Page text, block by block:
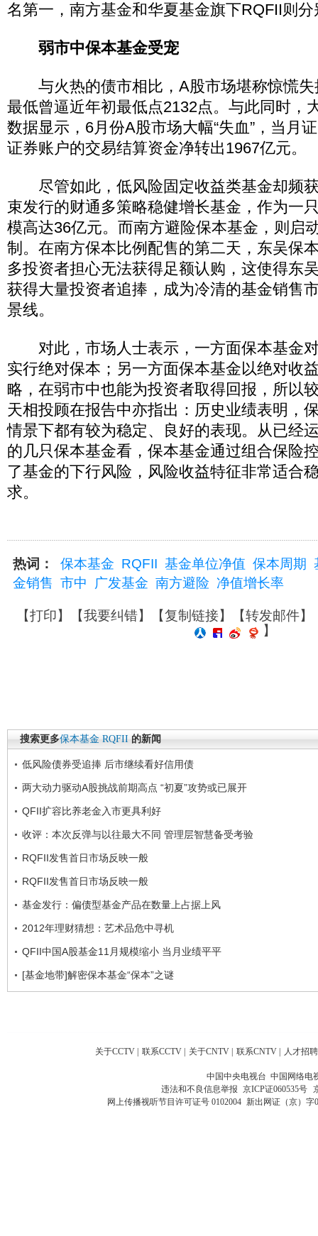
名第一，南方基金和华夏基金旗下RQFII则
弱市中保本基金受宠
与火热的债市相比，A股市场堪称惊慌失
最低曾逼近年初最低点2132点。与此同时，
数据显示，6月份A股市场大幅“失血”，当月
证券账户的交易结算资金净转出1967亿元。
尽管如此，低风险固定收益类基金却频
束发行的财通多策略稳健增长基金，作为一
模高达36亿元。而南方避险保本基金，则启
制。在南方保本比例配售的第二天，东吴保
多投资者担心无法获得足额认购，这使得东
获得大量投资者追捧，成为冷清的基金销售
景线。
对此，市场人士表示，一方面保本基金
实行绝对保本；另一方面保本基金以绝对收
略，在弱市中也能为投资者取得回报，所以
天相投顾在报告中亦指出：历史业绩表明，
情景下都有较为稳定、良好的表现。从已经
的几只保本基金看，保本基金通过组合保险
了基金的下行风险，风险收益特征非常适合
求。
热词： 保本基金 RQFII 基金单位净值 保本周期
金销售 市中 广发基金 南方避险 净值增长率
【打印】【我要纠错】【复制链接】【转发邮件】
】
搜索更多保本基金 RQFII 的新闻
低风险债券受追捧 后市继续看好信用债
两大动力驱动A股挑战前期高点 “初夏”攻势或已展开
QFII扩容比养老金入市更具利好
收评：本次反弹与以往最大不同 管理层智慧备受考验
RQFII发售首日市场反映一般
RQFII发售首日市场反映一般
基金发行：偏债型基金产品在数量上占据上风
2012年理财猜想：艺术品危中寻机
QFII中国A股基金11月规模缩小 当月业绩平平
[基金地带]解密保本基金“保本”之谜
关于CCTV 联系CCTV 关于CNTV 联系CNTV 人才招聘
中国中央电视台 中国网络电
违法和不良信息举报 京ICP证060535号
网上传播视听节目许可证号 0102004 新出网证（京）